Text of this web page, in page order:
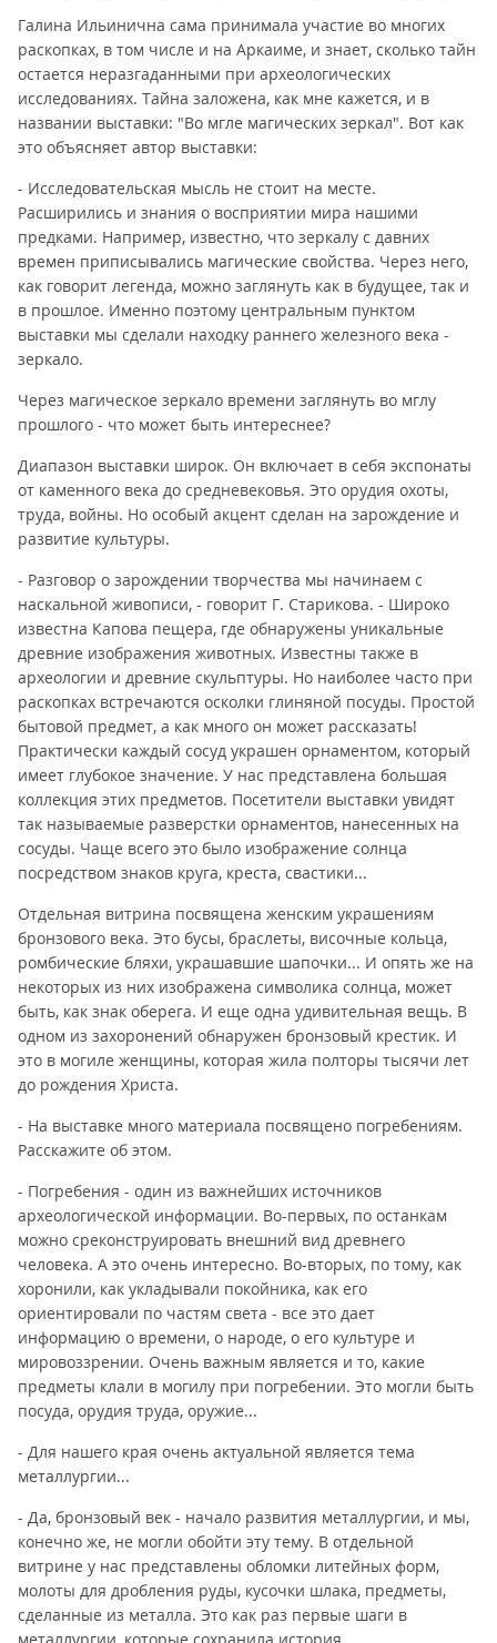
Галина Ильинична сама принимала участие во многих
раскопках, в том числе и на Аркаиме, и знает, сколько тайн
остается неразгаданными при археологических
исследованиях. Тайна заложена, как мне кажется, и в
названии выставки: "Во мгле магических зеркал". Вот как
это объясняет автор выставки:
- Исследовательская мысль не стоит на месте.
Расширились и знания о восприятии мира нашими
предками. Например, известно, что зеркалу с давних
времен приписывались магические свойства. Через него,
как говорит легенда, можно заглянуть как в будущее, так и
в прошлое. Именно поэтому центральным пунктом
выставки мы сделали находку раннего железного века -
зеркало.
Через магическое зеркало времени заглянуть во мглу
прошлого - что может быть интереснее?
Диапазон выставки широк. Он включает в себя экспонаты
от каменного века до средневековья. Это орудия охоты,
труда, войны. Но особый акцент сделан на зарождение и
развитие культуры.
- Разговор о зарождении творчества мы начинаем с
наскальной живописи, - говорит Г. Старикова. - Широко
известна Капова пещера, где обнаружены уникальные
древние изображения животных. Известны также в
археологии и древние скульптуры. Но наиболее часто при
раскопках встречаются осколки глиняной посуды. Простой
бытовой предмет, а как много он может рассказать!
Практически каждый сосуд украшен орнаментом, который
имеет глубокое значение. У нас представлена большая
коллекция этих предметов. Посетители выставки увидят
так называемые разверстки орнаментов, нанесенных на
сосуды. Чаще всего это было изображение солнца
посредством знаков круга, креста, свастики...
Отдельная витрина посвящена женским украшениям
бронзового века. Это бусы, браслеты, височные кольца,
ромбические бляхи, украшавшие шапочки... И опять же на
некоторых из них изображена символика солнца, может
быть, как знак оберега. И еще одна удивительная вещь. В
одном из захоронений обнаружен бронзовый крестик. И
это в могиле женщины, которая жила полторы тысячи лет
до рождения Христа.
- На выставке много материала посвящено погребениям.
Расскажите об этом.
- Погребения - один из важнейших источников
археологической информации. Во-первых, по останкам
можно среконструировать внешний вид древнего
человека. А это очень интересно. Во-вторых, по тому, как
хоронили, как укладывали покойника, как его
ориентировали по частям света - все это дает
информацию о времени, о народе, о его культуре и
мировоззрении. Очень важным является и то, какие
предметы клали в могилу при погребении. Это могли быть
посуда, орудия труда, оружие...
- Для нашего края очень актуальной является тема
металлургии...
- Да, бронзовый век - начало развития металлургии, и мы,
конечно же, не могли обойти эту тему. В отдельной
витрине у нас представлены обломки литейных форм,
молоты для дробления руды, кусочки шлака, предметы,
сделанные из металла. Это как раз первые шаги в